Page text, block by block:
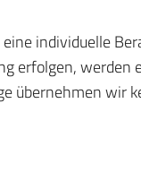
individuelle
erfolgen,
übernehmen wir